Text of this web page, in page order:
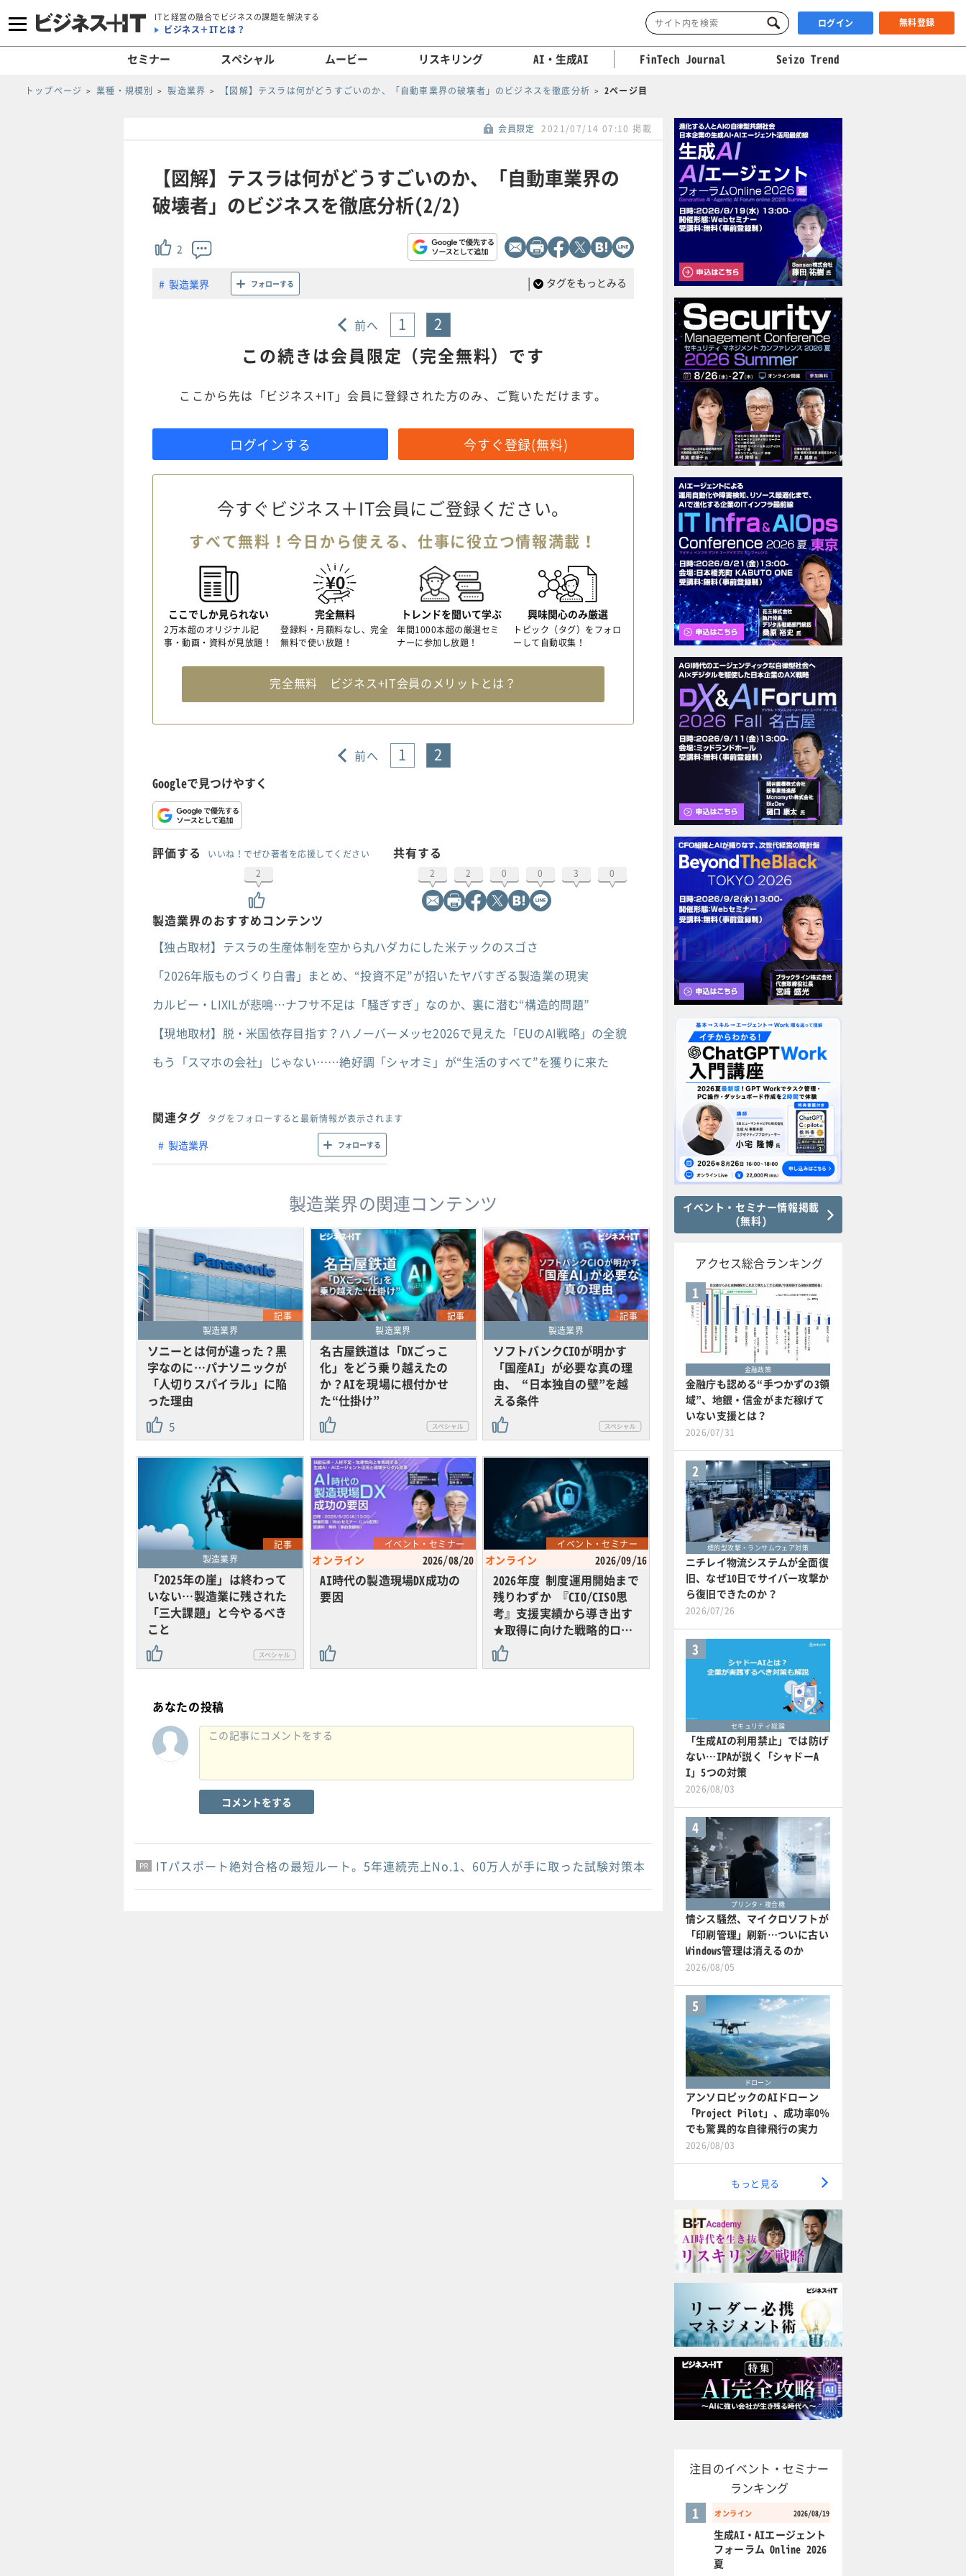
ITと経営の融合でビジネスの課題を解決する
ビジネス＋ITとは？ ログイン 無料登録
セミナー スペシャル ムービー リスキリング AI・生成AI FinTech Journal Seizo Trend
トップページ 業種・規模別 製造業界 【図解】テスラは何がどうすごいのか、「自動車業界の破壊者」のビジネスを徹底分析 2ページ目
会員限定 2021/07/14 07:10 掲載
【図解】テスラは何がどうすごいのか、「自動車業界の
破壊者」のビジネスを徹底分析(2/2)
2
製造業界 フォローする | タグをもっとみる
前へ 1 2
この続きは会員限定（完全無料）です
ここから先は「ビジネス+IT」会員に登録された方のみ、ご覧いただけます。
ログインする 今すぐ登録(無料)
今すぐビジネス＋IT会員にご登録ください。
すべて無料！今日から使える、仕事に役立つ情報満載！
ここでしか見られない
2万本超のオリジナル記
事・動画・資料が見放題！
完全無料
登録料・月額料なし、完全
無料で使い放題！
トレンドを聞いて学ぶ
年間1000本超の厳選セミ
ナーに参加し放題！
興味関心のみ厳選
トピック（タグ）をフォロ
ーして自動収集！
完全無料 ビジネス+IT会員のメリットとは？
前へ 1 2
Googleで見つけやすく
評価する
いいね！でぜひ著者を応援してください
2
共有する
2 2 0 0 3 0
製造業界のおすすめコンテンツ
【独占取材】テスラの生産体制を空から丸ハダカにした米テックのスゴさ
「2026年版ものづくり白書」まとめ、“投資不足”が招いたヤバすぎる製造業の現実
カルビー・LIXILが悲鳴…ナフサ不足は「騒ぎすぎ」なのか、裏に潜む“構造的問題”
【現地取材】脱・米国依存目指す？ハノーバーメッセ2026で見えた「EUのAI戦略」の全貌
もう「スマホの会社」じゃない……絶好調「シャオミ」が“生活のすべて”を獲りに来た
関連タグ タグをフォローすると最新情報が表示されます
製造業界 フォローする
製造業界の関連コンテンツ
記事
製造業界
ソニーとは何が違った？黒
字なのに…パナソニックが
「人切りスパイラル」に陥
った理由
5
記事
製造業界
名古屋鉄道は「DXごっこ
化」をどう乗り越えたの
か？AIを現場に根付かせ
た“仕掛け”
記事
製造業界
ソフトバンクCIOが明かす
「国産AI」が必要な真の理
由、 “日本独自の壁”を越
える条件
記事
製造業界
「2025年の崖」は終わって
いない…製造業に残された
「三大課題」と今やるべき
こと
イベント・セミナー
オンライン 2026/08/20
AI時代の製造現場DX成功の
要因
イベント・セミナー
オンライン 2026/09/16
2026年度 制度運用開始まで
残りわずか 『CIO/CISO思
考』支援実績から導き出す
★取得に向けた戦略的ロ…
あなたの投稿
コメントをする
PR
PR
PR ITパスポート絶対合格の最短ルート。5年連続売上No.1、60万人が手に取った試験対策本
イベント・セミナー情報掲載
(無料)
アクセス総合ランキング
1
金融政策
金融庁も認める“手つかずの3領
域”、地銀・信金がまだ稼げて
いない支援とは？
2026/07/31
2
標的型攻撃・ランサムウェア対策
ニチレイ物流システムが全面復
旧、なぜ10日でサイバー攻撃か
ら復旧できたのか？
2026/07/26
3
セキュリティ総論
「生成AIの利用禁止」では防げ
ない…IPAが説く「シャドーA
I」5つの対策
2026/08/03
4
プリンタ・複合機
情シス騒然、マイクロソフトが
「印刷管理」刷新…ついに古い
Windows管理は消えるのか
2026/08/05
5
ドローン
アンソロピックのAIドローン
「Project Pilot」、成功率0％
でも驚異的な自律飛行の実力
2026/08/03
もっと見る
注目のイベント・セミナー
ランキング
オンライン 2026/08/19
1
生成AI・AIエージェント
フォーラム Online 2026
夏